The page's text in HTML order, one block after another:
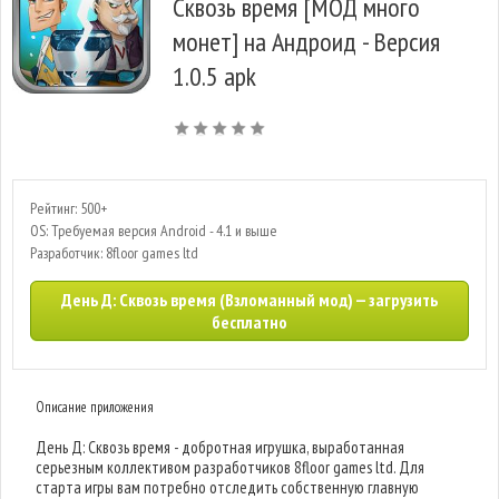
Сквозь время [МОД много
монет] на Андроид - Версия
1.0.5 apk
Рейтинг: 500+
OS: Требуемая версия Android - 4.1 и выше
Разработчик: 8floor games ltd
День Д: Сквозь время (Взломанный мод) — загрузить
бесплатно
Описание приложения
День Д: Сквозь время - добротная игрушка, выработанная
серьезным коллективом разработчиков 8floor games ltd. Для
старта игры вам потребно отследить собственную главную